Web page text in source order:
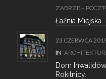
ZABRZE -
Łaźnia Miejska
23 CZERWCA
IN
Dom
Rokitnicy.